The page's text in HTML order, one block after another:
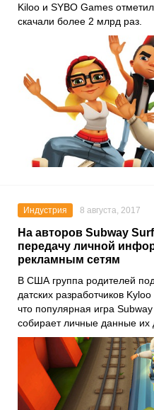
Kiloo и SYBO Games
скачали более 2 млрд раз.
Индустрия 8 августа, 2017
На авторов Subway
передачу личной
рекламным сетям
В США группа родителей
датских разработчиков
что популярная игра
собирает личные данные их